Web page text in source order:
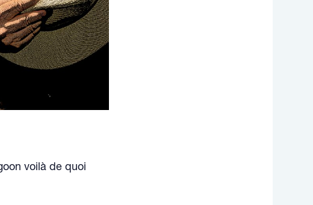
voilà de quoi